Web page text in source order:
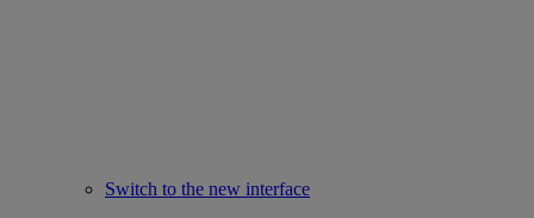
Switch to the new interface